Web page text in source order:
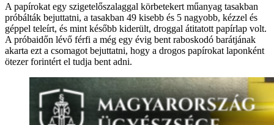
A papírokat egy szigetelőszalaggal körbetekert műanyag tasakban
próbálták bejuttatni, a tasakban 49 kisebb és 5 nagyobb, kézzel és
géppel teleírt, és mint később kiderült, droggal átitatott papírlap volt.
A próbaidőn lévő férfi a még egy évig bent raboskodó barátjának
akarta ezt a csomagot bejuttatni, hogy a drogos papírokat laponként
ötezer forintért el tudja bent adni.